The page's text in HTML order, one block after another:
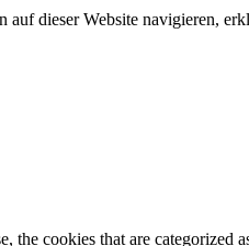
dieser Website navigieren,
cookies that are categorized